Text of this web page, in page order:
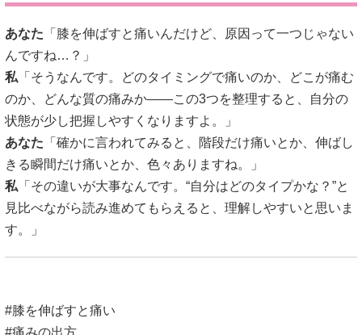
あなた 「膝を伸ばすと痛いんだけど、原因って一つじゃない
んですね…？」
私「そうなんです。どのタイミングで痛いのか、どこが痛む
のか、どんな質の痛みか——この3つを整理すると、自分の
状態が少し把握しやすくなりますよ。」
あなた 「確かに言われてみると、階段だけ痛いとか、伸ばし
きる瞬間だけ痛いとか、色々ありますね。」
私「その違いが大事なんです。“自分はどのタイプかな？”と
見比べながら読み進めてもらえると、理解しやすいと思いま
す。」
#膝を伸ばすと痛い
#痛みの出方